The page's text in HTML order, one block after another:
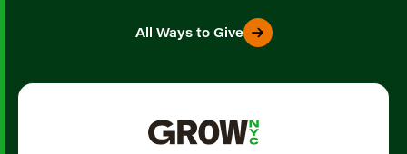
All Ways to Give